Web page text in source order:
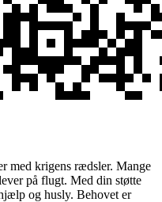
med krigens rædsler. Mange
på flugt. Med din støtte
og husly. Behovet er